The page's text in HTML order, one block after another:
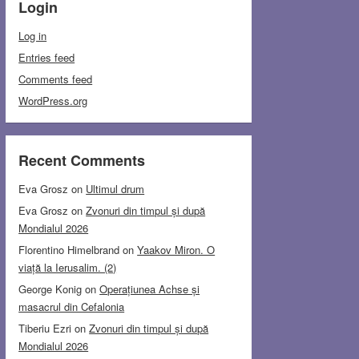
Login
Log in
Entries feed
Comments feed
WordPress.org
Recent Comments
Eva Grosz on Ultimul drum
Eva Grosz onZvonuri din timpul și după
Mondialul 2026
Florentino Himelbrand onYaakov Miron. O
viață la Ierusalim. (2)
George Konig onOperațiunea Achse și
masacrul din Cefalonia
Tiberiu Ezri onZvonuri din timpul și după
Mondialul 2026